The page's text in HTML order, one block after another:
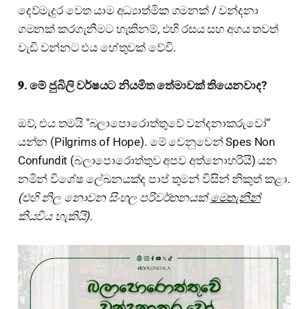
දෙව්මැදුර වෙත යාම අධ්‍යාත්මික ගමනක් / වන්දනා
ගමනක් කරගැනීමට හැකිනම්, එහි රසය සහ අගය තවත්
වැඩි වන්නට එය හේතුවක් වේවි.
𝟗. මේ ජුබිලි වර්ෂයට නියමිත තේමාවක් තියෙනවාද?
ඔව්, එය තමයි "බලාපොරොත්තුවේ වන්දනාකරුවෝ"
යන්න (Pilgrims of Hope). මේ වෙනුවෙන් Spes Non
Confundit (බලාපොරොත්තුව අපව අත්නොහරියි) යන
නමින් විශේෂ ලේඛනයක්ද පාප් තුමන් විසින් නිකුත් කළා.
(එහි නිල නොවන සිංහල පරිවර්තනයක්මෙතැනින්
කියවිය හැකියි).